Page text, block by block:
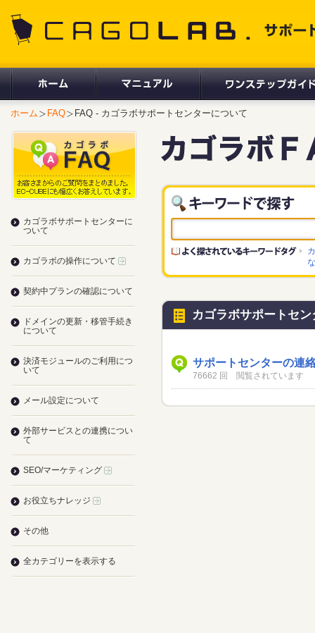
ホーム FAQ FAQ - カゴラボサポートセンターについて
カゴラボサポートセ
サポートセンターの連
76662 回 閲覧されています
カゴラボサポートセンターに
ついて
カゴラボの操作について
契約中プランの確認について
ドメインの更新・移管手続き
について
決済モジュールのご利用につ
いて
メール設定について
外部サービスとの連携につい
て
SEO/マーケティング
お役立ちナレッジ
その他
全カテゴリーを表示する